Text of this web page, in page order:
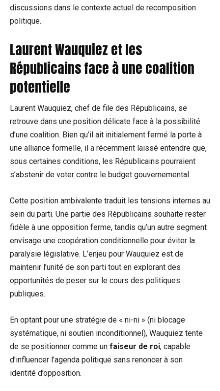
discussions dans le contexte actuel de recomposition
politique.
Laurent Wauquiez et les
Républicains face à une coalition
potentielle
Laurent Wauquiez, chef de file des Républicains, se
retrouve dans une position délicate face à la possibilité
d’une coalition. Bien qu’il ait initialement fermé la porte à
une alliance formelle, il a récemment laissé entendre que,
sous certaines conditions, les Républicains pourraient
s’abstenir de voter contre le budget gouvernemental.
Cette position ambivalente traduit les tensions internes au
sein du parti. Une partie des Républicains souhaite rester
fidèle à une opposition ferme, tandis qu’un autre segment
envisage une coopération conditionnelle pour éviter la
paralysie législative. L’enjeu pour Wauquiez est de
maintenir l’unité de son parti tout en explorant des
opportunités de peser sur le cours des politiques
publiques.
En optant pour une stratégie de « ni-ni » (ni blocage
systématique, ni soutien inconditionnel), Wauquiez tente
de se positionner comme un faiseur de roi, capable
d’influencer l’agenda politique sans renoncer à son
identité d’opposition.